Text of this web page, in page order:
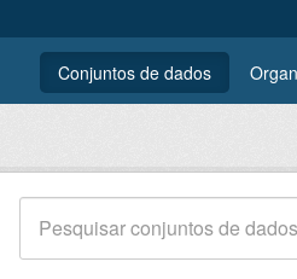
Conjuntos de dados